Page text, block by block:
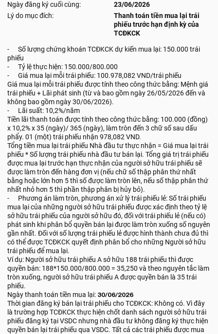
Ngày đăng ký cuối cùng:
23/06/2026
Lý do mục đích:
Thanh toán tiền mua lại trái
phiếu trước hạn định kỳ của
TCĐKCK
- Số lượng chứng khoán TCĐKCK dự kiến mua lại: 150.000 trái
phiếu
- Tỷ lệ thực hiện: 150.000/800.000
- Giá mua lại mỗi trái phiếu: 100.978,082 VND/trái phiếu
Giá mua lại mỗi trái phiếu được tính theo công thức bằng: Mệnh giá
trái phiếu + Lãi phát sinh (từ và bao gồm ngày 26/05/2026 đến và
không bao gồm ngày 30/06/2026).
- Lãi suất: 10,2%/năm
Tiền lãi thanh toán được tính theo công thức bằng: 100.000 (đồng)
x 10,2% x 35 (ngày)/ 365 (ngày), làm tròn đến 3 chữ số sau dấu
phẩy. 01 (một) trái phiếu nhận 978,082 VND.
Tổng tiền mua lại trái phiếu Nhà đầu tư thực nhận = Giá mua lại trái
phiếu * Số lượng trái phiếu nhà đầu tư bán lại. Tổng giá trị trái phiếu
được mua lại trước hạn thực nhận của người sở hữu trái phiếu sẽ
được làm tròn đến hàng đơn vị (nếu chữ số thập phân thứ nhất
bằng hoặc lớn hơn 5 thì số được làm tròn lên, nếu số thập phân thứ
nhất nhỏ hơn 5 thì phần thập phân bị hủy bỏ).
- Phương án làm tròn, phương án xử lý trái phiếu lẻ: Số trái phiếu
mua lại của những người sở hữu trái phiếu được xác định theo tỷ lệ
sở hữu trái phiếu của người sở hữu đó, đối với trái phiếu lẻ (nếu có)
phát sinh khi phân bổ quyền bán lại được làm tròn xuống số nguyên
gần nhất. Đối với số lượng trái phiếu lẻ được hình thành chưa đủ thì
có thể được TCĐKCK quyết định phân bổ cho những Người sở hữu
trái phiếu để mua lại.
Ví dụ: Người sở hữu trái phiếu A sở hữu 188 trái phiếu thì được
quyền bán: 188*150.000/800.000 = 35,250 và theo nguyên tắc làm
tròn xuống, người sở hữu trái phiếu A được quyền bán là 35 trái
phiếu.
Ngày thanh toán tiền mua lại: 30/06/2026
Thời gian đăng ký bán lại trái phiếu cho TCĐKCK: Không có. Vì đây
là trường hợp TCĐKCK thực hiện chốt danh sách người sở hữu trái
phiếu đăng ký tại VSDC nhưng nhà đầu tư không đăng ký thực hiện
quyền bán lại trái phiếu qua VSDC. Tất cả các trái phiếu được mua